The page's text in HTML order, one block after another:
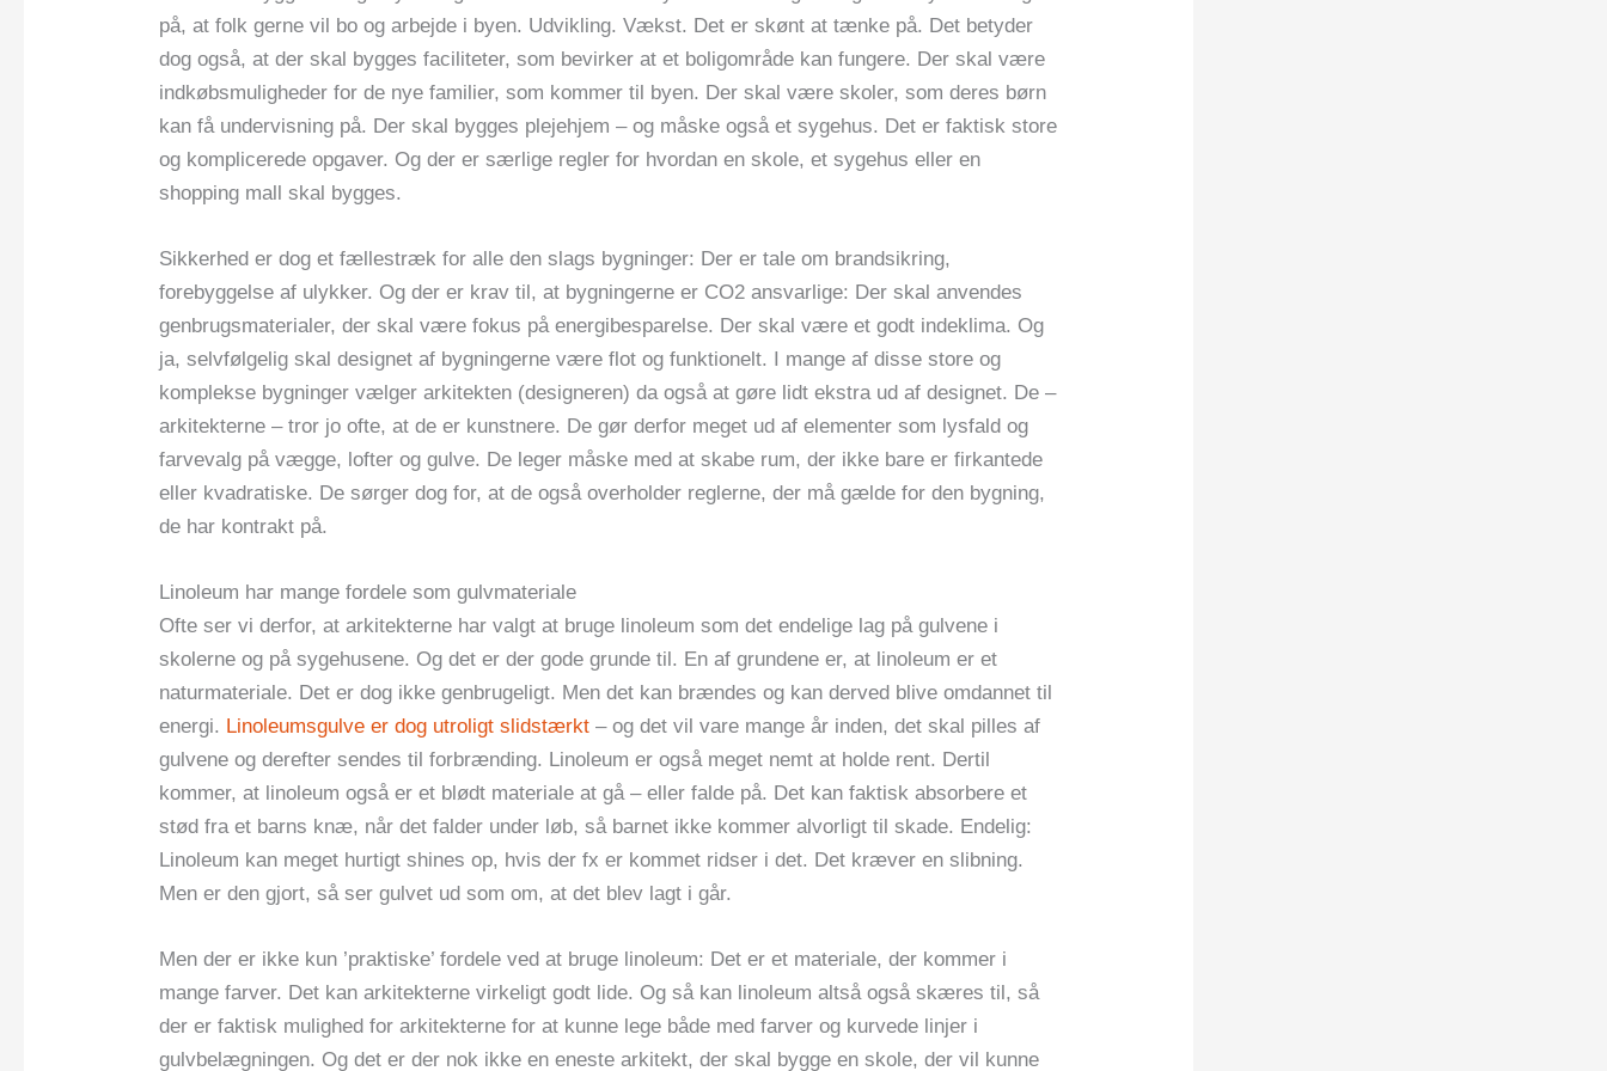
på, at folk gerne vil bo og arbejde i byen. Udvikling. Vækst. Det er skønt at tænke på. Det betyder
dog også, at der skal bygges faciliteter, som bevirker at et boligområde kan fungere. Der skal være
indkøbsmuligheder for de nye familier, som kommer til byen. Der skal være skoler, som deres børn
kan få undervisning på. Der skal bygges plejehjem – og måske også et sygehus. Det er faktisk store
og komplicerede opgaver. Og der er særlige regler for hvordan en skole, et sygehus eller en
shopping mall skal bygges.
Sikkerhed er dog et fællestræk for alle den slags bygninger: Der er tale om brandsikring,
forebyggelse af ulykker. Og der er krav til, at bygningerne er CO2 ansvarlige: Der skal anvendes
genbrugsmaterialer, der skal være fokus på energibesparelse. Der skal være et godt indeklima. Og
ja, selvfølgelig skal designet af bygningerne være flot og funktionelt. I mange af disse store og
komplekse bygninger vælger arkitekten (designeren) da også at gøre lidt ekstra ud af designet. De –
arkitekterne – tror jo ofte, at de er kunstnere. De gør derfor meget ud af elementer som lysfald og
farvevalg på vægge, lofter og gulve. De leger måske med at skabe rum, der ikke bare er firkantede
eller kvadratiske. De sørger dog for, at de også overholder reglerne, der må gælde for den bygning,
de har kontrakt på.
Linoleum har mange fordele som gulvmateriale
Ofte ser vi derfor, at arkitekterne har valgt at bruge linoleum som det endelige lag på gulvene i
skolerne og på sygehusene. Og det er der gode grunde til. En af grundene er, at linoleum er et
naturmateriale. Det er dog ikke genbrugeligt. Men det kan brændes og kan derved blive omdannet til
energi. Linoleumsgulve er dog utroligt slidstærkt – og det vil vare mange år inden, det skal pilles af
gulvene og derefter sendes til forbrænding. Linoleum er også meget nemt at holde rent. Dertil
kommer, at linoleum også er et blødt materiale at gå – eller falde på. Det kan faktisk absorbere et
stød fra et barns knæ, når det falder under løb, så barnet ikke kommer alvorligt til skade. Endelig:
Linoleum kan meget hurtigt shines op, hvis der fx er kommet ridser i det. Det kræver en slibning.
Men er den gjort, så ser gulvet ud som om, at det blev lagt i går.
Men der er ikke kun ’praktiske’ fordele ved at bruge linoleum: Det er et materiale, der kommer i
mange farver. Det kan arkitekterne virkeligt godt lide. Og så kan linoleum altså også skæres til, så
der er faktisk mulighed for arkitekterne for at kunne lege både med farver og kurvede linjer i
gulvbelægningen. Og det er der nok ikke en eneste arkitekt, der skal bygge en skole, der vil kunne